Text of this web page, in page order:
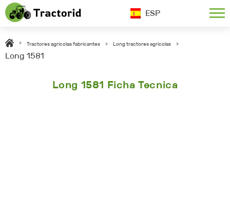
ESP
> Tractores agrícolas fabricantes > Long tractores agrícolas >
Long 1581
Long 1581 Ficha Tecnica